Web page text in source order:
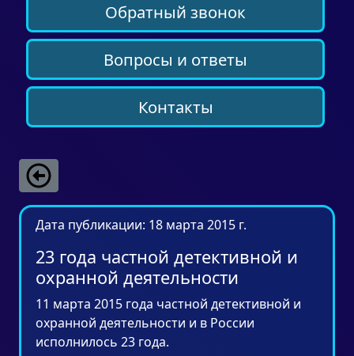
Обратный звонок
Вопросы и ответы
Контакты
Дата публикации: 18 марта 2015 г.
23 года частной детективной и
охранной деятельности
11 марта 2015 года частной детективной и
охранной деятельности и в России
исполнилось 23 года.